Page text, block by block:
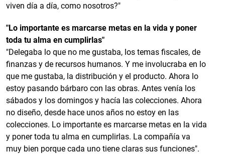
viven día a día, como nosotros?"
"Lo importante es marcarse metas en la vida y poner
toda tu alma en cumplirlas"
"Delegaba lo que no me gustaba, los temas fiscales, de
finanzas y de recursos humanos. Y me involucraba en lo
que me gustaba, la distribución y el producto. Ahora lo
estoy pasando bárbaro con las obras. Antes venía los
sábados y los domingos y hacía las colecciones. Ahora
no diseño, desde hace unos años no estoy en las
colecciones. Lo importante es marcarse metas en la vida
y poner toda tu alma en cumplirlas. La compañía va
muy bien porque cada uno tiene claras sus funciones".